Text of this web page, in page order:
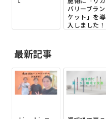
バリーブラン
ケット」を導
入しました！
最新記事